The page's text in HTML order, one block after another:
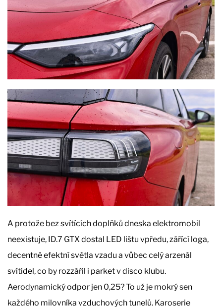
A protože bez svítících doplňků dneska elektromobil
neexistuje, ID.7 GTX dostal LED lištu vpředu, zářící loga,
decentně efektní světla vzadu a vůbec celý arzenál
svítidel, co by rozzářil i parket v disco klubu.
Aerodynamický odpor jen 0,25? To už je mokrý sen
každého milovníka vzduchových tunelů. Karoserie